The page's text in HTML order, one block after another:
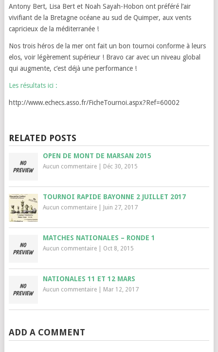
Antony Bert, Lisa Bert et Noah Sayah-Hobon ont préféré l’air
vivifiant de la Bretagne océane au sud de Quimper, aux vents
capricieux de la méditerranée !
Nos trois héros de la mer ont fait un bon tournoi conforme à leurs
elos, voir légèrement supérieur ! Bravo car avec un niveau global
qui augmente, c’est déjà une performance !
Les résultats ici :
http://www.echecs.asso.fr/FicheTournoi.aspx?Ref=60002
RELATED POSTS
OPEN DE MONT DE MARSAN 2015
Aucun commentaire| Déc 30, 2015
TOURNOI RAPIDE BAYONNE 2 JUILLET 2017
Aucun commentaire| Juin 27, 2017
MATCHES NATIONALES – RONDE 1
Aucun commentaire| Oct 8, 2015
NATIONALES 11 ET 12 MARS
Aucun commentaire| Mar 12, 2017
ADD A COMMENT